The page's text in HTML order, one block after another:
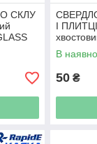
СКЛУ
І
DRILLS)
В
50 ₴